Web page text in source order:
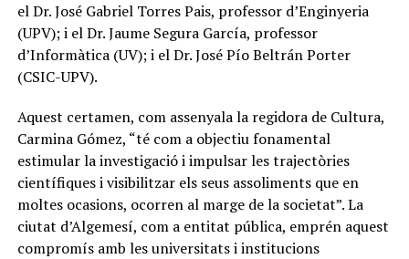
el Dr. José Gabriel Torres Pais, professor d’Enginyeria
(UPV); i el Dr. Jaume Segura García, professor
d’Informàtica (UV); i el Dr. José Pío Beltrán Porter
(CSIC-UPV).
Aquest certamen, com assenyala la regidora de Cultura,
Carmina Gómez, “té com a objectiu fonamental
estimular la investigació i impulsar les trajectòries
científiques i visibilitzar els seus assoliments que en
moltes ocasions, ocorren al marge de la societat”. La
ciutat d’Algemesí, com a entitat pública, emprén aquest
compromís amb les universitats i institucions